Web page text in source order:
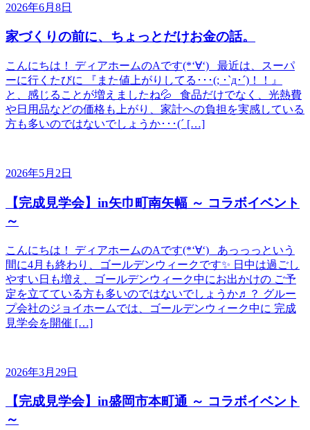
2026年6月8日
家づくりの前に、ちょっとだけお金の話。
こんにちは！ ディアホームのAです(*‘∀‘) 最近は、スーパ
ーに行くたびに 『また値上がりしてる･･･(; ･`д･´)！！』
と、感じることが増えましたね💦 食品だけでなく、光熱費
や日用品などの価格も上がり、家計への負担を実感している
方も多いのではないでしょうか･･･(´ […]
2026年5月2日
【完成見学会】in矢巾町南矢幅 ～ コラボイベント
～
こんにちは！ ディアホームのAです(*‘∀‘) あっっっという
間に4月も終わり、ゴールデンウィークです✨ 日中は過ごし
やすい日も増え、ゴールデンウィーク中にお出かけの ご予
定を立てている方も多いのではないでしょうか♬？ グルー
プ会社のジョイホームでは、ゴールデンウィーク中に 完成
見学会を開催 […]
2026年3月29日
【完成見学会】in盛岡市本町通 ～ コラボイベント
～